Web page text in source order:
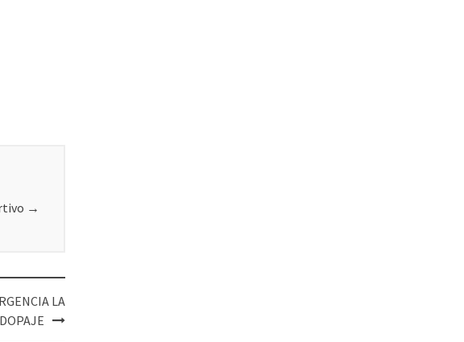
→
LA